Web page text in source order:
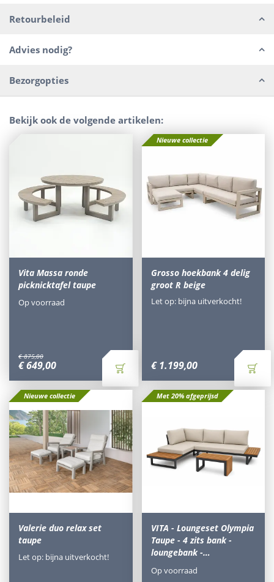
Retourbeleid
Advies nodig?
Bezorgopties
Bekijk ook de volgende artikelen:
Vita Massa ronde
picknicktafel taupe
€ 875,00
€649,00
Op voorraad
Nieuwe collectie
Grosso hoekbank 4 delig
groot R beige
€ 1.199,00
Let op: bijna uitverkocht!
Nieuwe collectie
Valerie duo relax set
taupe
Let op: bijna uitverkocht!
Met 20% afgeprijsd
VITA - Loungeset Olympia
Taupe - 4 zits bank -
loungebank -…
Op voorraad